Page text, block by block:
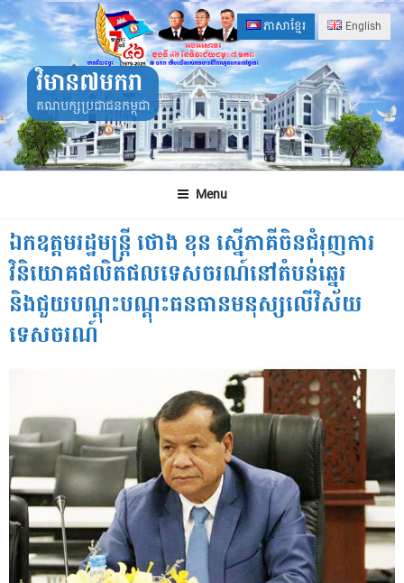
Skip
to
content
ភាសាខ្មែរ English
វិមាន៧មករា
គណបក្សប្រជាជនកម្ពុជា
Menu
ឯកឧត្តមរដ្ឋមន្ត្រី ថោង ខុន ស្នើភាគីចិនជំរុញការ
វិនិយោគផលិតផលទេសចរណ៍នៅតំបន់ឆ្នេរ
និងជួយបណ្ដុះបណ្ដុះធនធានមនុស្សលើវិស័យ
ទេសចរណ៍